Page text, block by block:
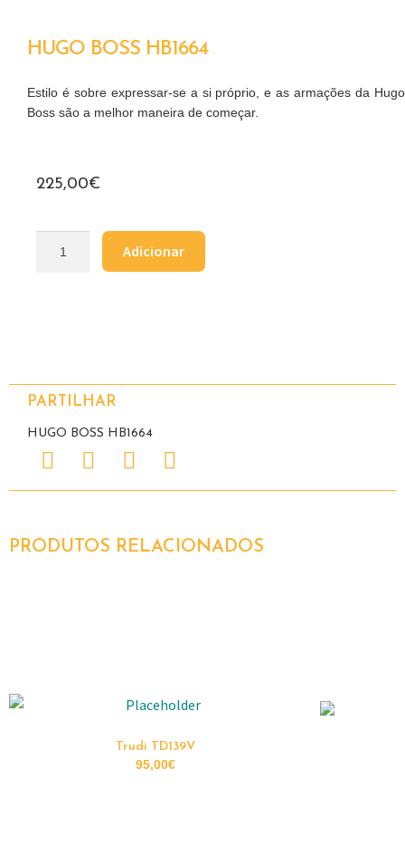
HUGO BOSS HB1664
Estilo é sobre expressar-se a si próprio, e as armações da Hugo
Boss são a melhor maneira de começar.
225,00€
Adicionar
PARTILHAR
HUGO BOSS HB1664
PRODUTOS RELACIONADOS
Trudi TD139V
95,00€